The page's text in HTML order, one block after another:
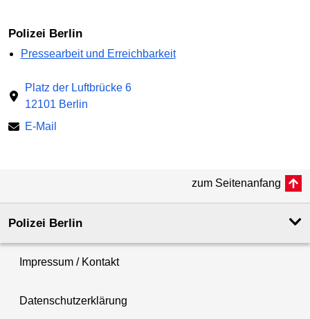
Polizei Berlin
Pressearbeit und Erreichbarkeit
Platz der Luftbrücke 6
12101 Berlin
E-Mail
zum Seitenanfang
Polizei Berlin
Impressum / Kontakt
Datenschutzerklärung